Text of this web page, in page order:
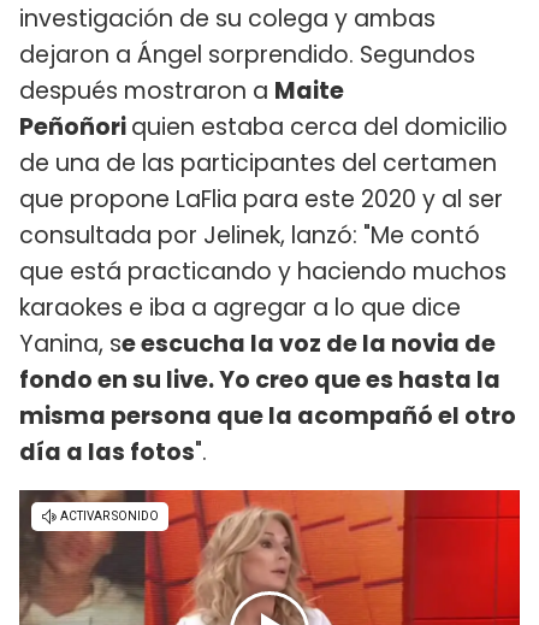
investigación de su colega y ambas
dejaron a Ángel sorprendido. Segundos
después mostraron a Maite
Peñoñoriquien estaba cerca del domicilio
de una de las participantes del certamen
que propone LaFlia para este 2020 y al ser
consultada por Jelinek, lanzó: "Me contó
que está practicando y haciendo muchos
karaokes e iba a agregar a lo que dice
Yanina, se escucha la voz de la novia de
fondo en su live. Yo creo que es hasta la
misma persona que la acompañó el otro
día a las fotos".